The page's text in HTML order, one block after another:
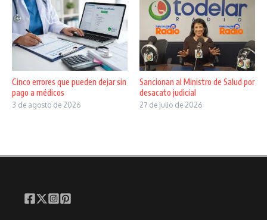
Cinco errores que pueden dejar sin
pago a médicos
3 de agosto de 2026
Sancionan al Ministro de Salud por
desacato judicial
27 de julio de 2026